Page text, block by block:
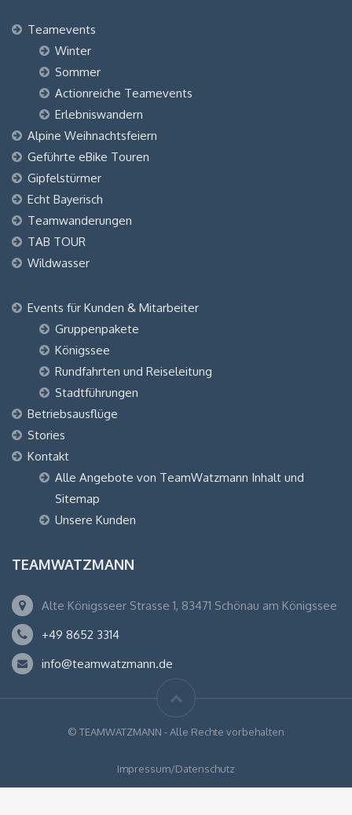
Teamevents
Winter
Sommer
Actionreiche Teamevents
Erlebniswandern
Alpine Weihnachtsfeiern
Geführte eBike Touren
Gipfelstürmer
Echt Bayerisch
Teamwanderungen
TAB TOUR
Wildwasser
Events für Kunden & Mitarbeiter
Gruppenpakete
Königssee
Rundfahrten und Reiseleitung
Stadtführungen
Betriebsausflüge
Stories
Kontakt
Alle Angebote von TeamWatzmann Inhalt und
Sitemap
Unsere Kunden
TEAMWATZMANN
Alte Königsseer Strasse 1, 83471 Schönau am Königssee
+49 8652 3314
info@teamwatzmann.de
© TEAMWATZMANN - Alle Rechte vorbehalten
Impressum/Datenschutz